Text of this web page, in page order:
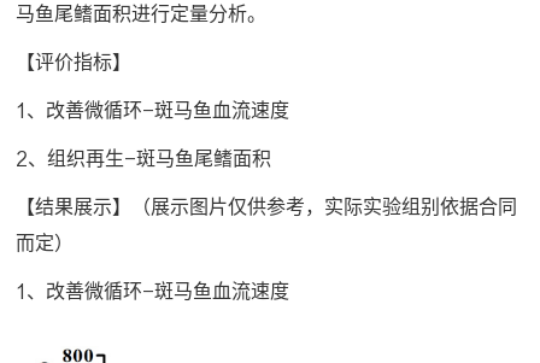
马鱼尾鳍面积进行定量分析。
【评价指标】
1、改善微循环-斑马鱼血流速度
2、组织再生-斑马鱼尾鳍面积
【结果展示】（展示图片仅供参考，实际实验组别依据合同
而定）
1、改善微循环-斑马鱼血流速度